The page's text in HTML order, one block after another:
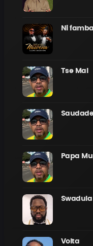
Ni
Tse Mal
Papa
Swadula
Volta